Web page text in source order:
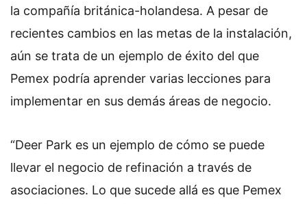
la compañía británica-holandesa. A pesar de
recientes cambios en las metas de la instalación,
aún se trata de un ejemplo de éxito del que
Pemex podría aprender varias lecciones para
implementar en sus demás áreas de negocio.
“Deer Park es un ejemplo de cómo se puede
llevar el negocio de refinación a través de
asociaciones. Lo que sucede allá es que Pemex